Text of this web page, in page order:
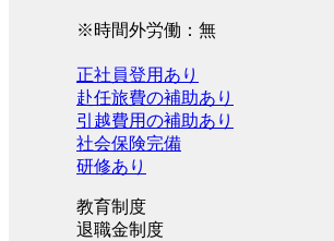
※時間外労働：無
正社員登用あり
赴任旅費の補助あり
引越費用の補助あり
社会保険完備
研修あり
教育制度
退職金制度